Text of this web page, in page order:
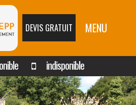
DEVIS GRATUIT MENU
indisponible